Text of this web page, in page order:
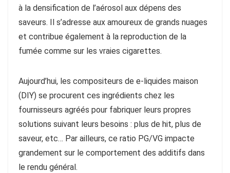
à la densification de l’aérosol aux dépens des
saveurs. Il s’adresse aux amoureux de grands nuages
et contribue également à la reproduction de la
fumée comme sur les vraies cigarettes.
Aujourd’hui, les compositeurs de e-liquides maison
(DIY) se procurent ces ingrédients chez les
fournisseurs agréés pour fabriquer leurs propres
solutions suivant leurs besoins : plus de hit, plus de
saveur, etc… Par ailleurs, ce ratio PG/VG impacte
grandement sur le comportement des additifs dans
le rendu général.